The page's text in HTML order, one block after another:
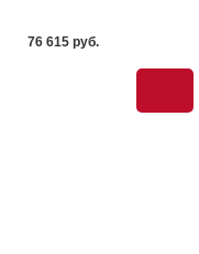
76 615 pуб.